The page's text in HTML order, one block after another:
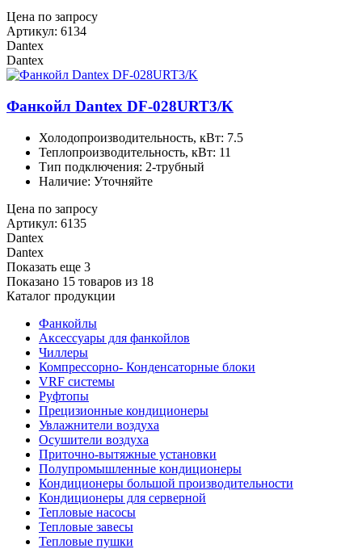
Цена по запросу
Артикул: 6134
Dantex
Dantex
Фанкойл Dantex DF-028URT3/K
Холодопроизводительность, кВт: 7.5
Теплопроизводительность, кВт: 11
Тип подключения: 2-трубный
Наличие: Уточняйте
Цена по запросу
Артикул: 6135
Dantex
Dantex
Показать еще 3
Показано 15 товаров из 18
Каталог продукции
Фанкойлы
Аксессуары для фанкойлов
Чиллеры
Компрессорно- Конденсаторные блоки
VRF системы
Руфтопы
Прецизионные кондиционеры
Увлажнители воздуха
Осушители воздуха
Приточно-вытяжные установки
Полупромышленные кондиционеры
Кондиционеры большой производительности
Кондиционеры для серверной
Тепловые насосы
Тепловые завесы
Тепловые пушки